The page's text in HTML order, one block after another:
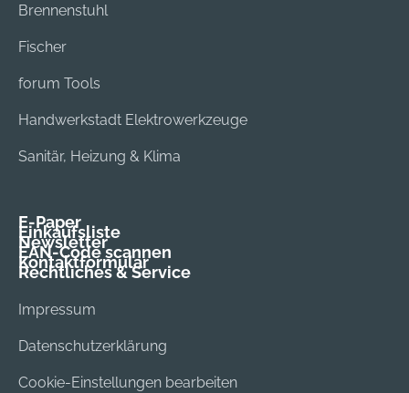
Brennenstuhl
Fischer
forum Tools
Handwerkstadt Elektrowerkzeuge
Sanitär, Heizung & Klima
E-Paper
Einkaufsliste
Newsletter
EAN-Code scannen
Kontaktformular
Rechtliches & Service
Impressum
Datenschutzerklärung
Cookie-Einstellungen bearbeiten